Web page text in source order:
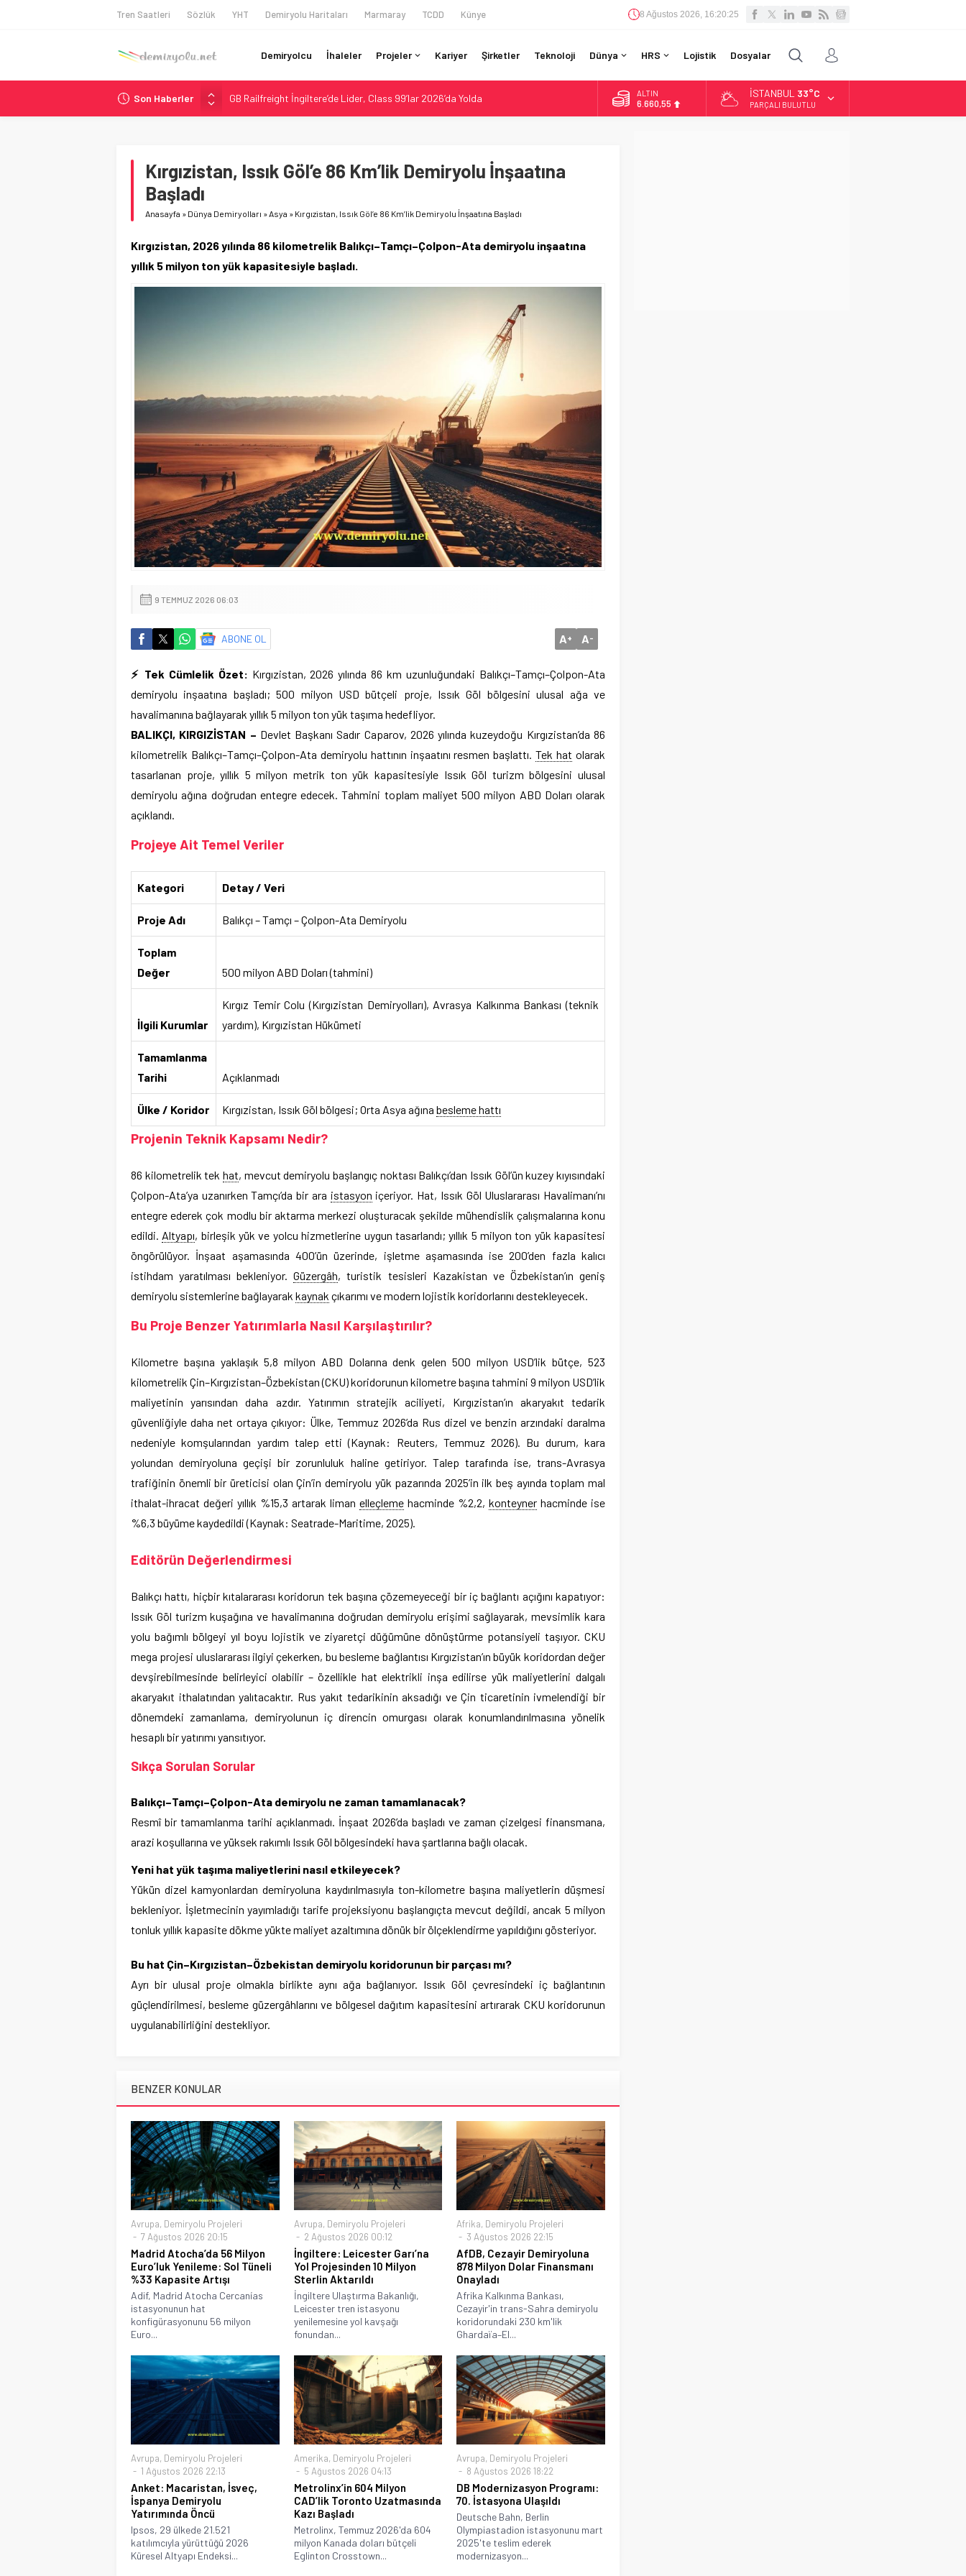
Tren Saatleri Sözlük YHT Demiryolu Haritaları Marmaray TCDD Künye 8 Ağustos 2026, 16:20:26
Demiryolcu İhaleler Projeler Kariyer Şirketler Teknoloji Dünya HRS Lojistik Dosyalar
Son Haberler
GB Railfreight İngiltere’de Lider, Class 99’lar 2026’da Yolda
İngiltere Demiryolunda Tarihi Entegrasyon: GBR Anglia Resmen Başladı
ÖBB ve RFI’dan Brenner’da 15 Günlük Bakım: Tren Seferleri Duruyor
DB Modernizasyon Programı: 70. İstasyona Ulaşıldı
ALTIN
6.660,55
İSTANBUL 33°C
PARÇALI BULUTLU
Kırgızistan, Issık Göl’e 86 Km’lik Demiryolu İnşaatına
Başladı
Anasayfa » Dünya Demiryolları »Asya » Kırgızistan, Issık Göl’e 86 Km’lik Demiryolu İnşaatına Başladı
Kırgızistan, 2026 yılında 86 kilometrelik Balıkçı–Tamçı–Çolpon-Ata demiryolu inşaatına
yıllık 5 milyon ton yük kapasitesiyle başladı.
9 TEMMUZ 2026 06:03
ABONE OL A+ A-
⚡ Tek Cümlelik Özet: Kırgızistan, 2026 yılında 86 km uzunluğundaki Balıkçı–Tamçı–Çolpon-Ata
demiryolu inşaatına başladı; 500 milyon USD bütçeli proje, Issık Göl bölgesini ulusal ağa ve
havalimanına bağlayarak yıllık 5 milyon ton yük taşıma hedefliyor.
BALIKÇI, KIRGIZİSTAN – Devlet Başkanı Sadır Caparov, 2026 yılında kuzeydoğu Kırgızistan’da 86
kilometrelik Balıkçı–Tamçı–Çolpon-Ata demiryolu hattının inşaatını resmen başlattı.Tek hat olarak
tasarlanan proje, yıllık 5 milyon metrik ton yük kapasitesiyle Issık Göl turizm bölgesini ulusal
demiryolu ağına doğrudan entegre edecek. Tahmini toplam maliyet 500 milyon ABD Doları olarak
açıklandı.
Projeye Ait Temel Veriler
Kategori Detay / Veri
Proje Adı Balıkçı – Tamçı – Çolpon-Ata Demiryolu
Toplam
Değer
500 milyon ABD Doları (tahmini)
İlgili Kurumlar
Kırgız Temir Colu (Kırgızistan Demiryolları), Avrasya Kalkınma Bankası (teknik
yardım), Kırgızistan Hükümeti
Tamamlanma
Tarihi
Açıklanmadı
Ülke / Koridor Kırgızistan, Issık Göl bölgesi; Orta Asya ağına besleme hattı
Projenin Teknik Kapsamı Nedir?
86 kilometrelik tek hat, mevcut demiryolu başlangıç noktası Balıkçı’dan Issık Göl’ün kuzey kıyısındaki
Çolpon-Ata’ya uzanırken Tamçı’da bir ara istasyon içeriyor. Hat, Issık Göl Uluslararası Havalimanı’nı
entegre ederek çok modlu bir aktarma merkezi oluşturacak şekilde mühendislik çalışmalarına konu
edildi. Altyapı, birleşik yük ve yolcu hizmetlerine uygun tasarlandı; yıllık 5 milyon ton yük kapasitesi
öngörülüyor. İnşaat aşamasında 400’ün üzerinde, işletme aşamasında ise 200’den fazla kalıcı
istihdam yaratılması bekleniyor.Güzergâh, turistik tesisleri Kazakistan ve Özbekistan’ın geniş
demiryolu sistemlerine bağlayarak kaynak çıkarımı ve modern lojistik koridorlarını destekleyecek.
Bu Proje Benzer Yatırımlarla Nasıl Karşılaştırılır?
Kilometre başına yaklaşık 5,8 milyon ABD Dolarına denk gelen 500 milyon USD’lik bütçe, 523
kilometrelik Çin–Kırgızistan–Özbekistan (CKU) koridorunun kilometre başına tahmini 9 milyon USD’lik
maliyetinin yarısından daha azdır. Yatırımın stratejik aciliyeti, Kırgızistan’ın akaryakıt tedarik
güvenliğiyle daha net ortaya çıkıyor: Ülke, Temmuz 2026’da Rus dizel ve benzin arzındaki daralma
nedeniyle komşularından yardım talep etti (Kaynak: Reuters, Temmuz 2026). Bu durum, kara
yolundan demiryoluna geçişi bir zorunluluk haline getiriyor. Talep tarafında ise, trans-Avrasya
trafiğinin önemli bir üreticisi olan Çin’in demiryolu yük pazarında 2025’in ilk beş ayında toplam mal
ithalat-ihracat değeri yıllık %15,3 artarak liman elleçleme hacminde %2,2, konteyner hacminde ise
%6,3 büyüme kaydedildi (Kaynak: Seatrade-Maritime, 2025).
Editörün Değerlendirmesi
Balıkçı hattı, hiçbir kıtalararası koridorun tek başına çözemeyeceği bir iç bağlantı açığını kapatıyor:
Issık Göl turizm kuşağına ve havalimanına doğrudan demiryolu erişimi sağlayarak, mevsimlik kara
yolu bağımlı bölgeyi yıl boyu lojistik ve ziyaretçi düğümüne dönüştürme potansiyeli taşıyor. CKU
mega projesi uluslararası ilgiyi çekerken, bu besleme bağlantısı Kırgızistan’ın büyük koridordan değer
devşirebilmesinde belirleyici olabilir – özellikle hat elektrikli inşa edilirse yük maliyetlerini dalgalı
akaryakıt ithalatından yalıtacaktır. Rus yakıt tedarikinin aksadığı ve Çin ticaretinin ivmelendiği bir
dönemdeki zamanlama, demiryolunun iç direncin omurgası olarak konumlandırılmasına yönelik
hesaplı bir yatırımı yansıtıyor.
Sıkça Sorulan Sorular
Balıkçı–Tamçı–Çolpon-Ata demiryolu ne zaman tamamlanacak?
Resmî bir tamamlanma tarihi açıklanmadı. İnşaat 2026’da başladı ve zaman çizelgesi finansmana,
arazi koşullarına ve yüksek rakımlı Issık Göl bölgesindeki hava şartlarına bağlı olacak.
Yeni hat yük taşıma maliyetlerini nasıl etkileyecek?
Yükün dizel kamyonlardan demiryoluna kaydırılmasıyla ton-kilometre başına maliyetlerin düşmesi
bekleniyor. İşletmecinin yayımladığı tarife projeksiyonu başlangıçta mevcut değildi, ancak 5 milyon
tonluk yıllık kapasite dökme yükte maliyet azaltımına dönük bir ölçeklendirme yapıldığını gösteriyor.
Bu hat Çin–Kırgızistan–Özbekistan demiryolu koridorunun bir parçası mı?
Ayrı bir ulusal proje olmakla birlikte aynı ağa bağlanıyor. Issık Göl çevresindeki iç bağlantının
güçlendirilmesi, besleme güzergâhlarını ve bölgesel dağıtım kapasitesini artırarak CKU koridorunun
uygulanabilirliğini destekliyor.
BENZER KONULAR
Avrupa, Demiryolu Projeleri
7 Ağustos 2026 20:15
Madrid Atocha’da 56 Milyon
Euro’luk Yenileme: Sol Tüneli
%33 Kapasite Artışı
Adif, Madrid Atocha Cercanías
istasyonunun hat
konfigürasyonunu 56 milyon
Euro...
Avrupa, Demiryolu Projeleri
2 Ağustos 2026 00:12
İngiltere: Leicester Garı’na
Yol Projesinden 10 Milyon
Sterlin Aktarıldı
İngiltere Ulaştırma Bakanlığı,
Leicester tren istasyonu
yenilemesine yol kavşağı
fonundan...
Afrika, Demiryolu Projeleri
3 Ağustos 2026 22:15
AfDB, Cezayir Demiryoluna
878 Milyon Dolar Finansmanı
Onayladı
Afrika Kalkınma Bankası,
Cezayir'in trans-Sahra demiryolu
koridorundaki 230 km'lik
Ghardaïa–El...
Avrupa, Demiryolu Projeleri
1 Ağustos 2026 22:13
Anket: Macaristan, İsveç,
İspanya Demiryolu
Yatırımında Öncü
Ipsos, 29 ülkede 21.521
katılımcıyla yürüttüğü 2026
Küresel Altyapı Endeksi...
Amerika, Demiryolu Projeleri
5 Ağustos 2026 04:13
Metrolinx’in 604 Milyon
CAD’lik Toronto Uzatmasında
Kazı Başladı
Metrolinx, Temmuz 2026'da 604
milyon Kanada doları bütçeli
Eglinton Crosstown...
Avrupa, Demiryolu Projeleri
8 Ağustos 2026 18:22
DB Modernizasyon Programı:
70. İstasyona Ulaşıldı
Deutsche Bahn, Berlin
Olympiastadion istasyonunu mart
2025'te teslim ederek
modernizasyon...